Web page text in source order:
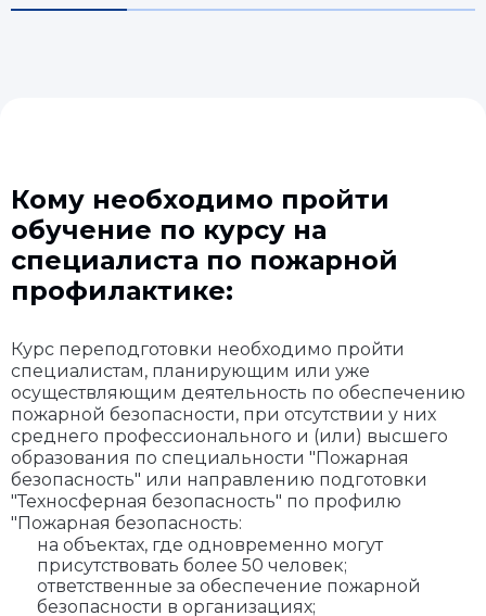
Кому необходимо пройти
обучение по курсу на
специалиста по пожарной
профилактике:
Курс переподготовки необходимо пройти
специалистам, планирующим или уже
осуществляющим деятельность по обеспечению
пожарной безопасности, при отсутствии у них
среднего профессионального и (или) высшего
образования по специальности "Пожарная
безопасность" или направлению подготовки
"Техносферная безопасность" по профилю
"Пожарная безопасность:
на объектах, где одновременно могут
присутствовать более 50 человек;
ответственные за обеспечение пожарной
безопасности в организациях;